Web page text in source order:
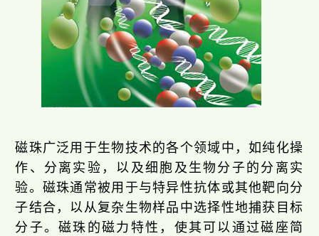
磁珠广泛用于生物技术的各个领域中，如纯化操
作、分离实验，以及细胞及生物分子的分离实
验。磁珠通常被用于与特异性抗体或其他靶向分
子结合，以从复杂生物样品中选择性地捕获目标
分子。磁珠的磁力特性，使其可以通过磁座简